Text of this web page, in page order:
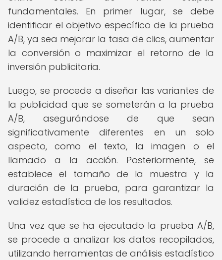
fundamentales. En primer lugar, se debe
identificar el objetivo específico de la prueba
A/B, ya sea mejorar la tasa de clics, aumentar
la conversión o maximizar el retorno de la
inversión publicitaria.
Luego, se procede a diseñar las variantes de
la publicidad que se someterán a la prueba
A/B, asegurándose de que sean
significativamente diferentes en un solo
aspecto, como el texto, la imagen o el
llamado a la acción. Posteriormente, se
establece el tamaño de la muestra y la
duración de la prueba, para garantizar la
validez estadística de los resultados.
Una vez que se ha ejecutado la prueba A/B,
se procede a analizar los datos recopilados,
utilizando herramientas de análisis estadístico